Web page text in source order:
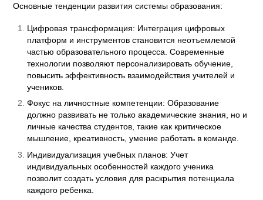
Основные тенденции развития системы образования:
Цифровая трансформация: Интеграция цифровых
платформ и инструментов становится неотъемлемой
частью образовательного процесса. Современные
технологии позволяют персонализировать обучение,
повысить эффективность взаимодействия учителей и
учеников.
Фокус на личностные компетенции: Образование
должно развивать не только академические знания, но и
личные качества студентов, такие как критическое
мышление, креативность, умение работать в команде.
Индивидуализация учебных планов: Учет
индивидуальных особенностей каждого ученика
позволит создать условия для раскрытия потенциала
каждого ребенка.